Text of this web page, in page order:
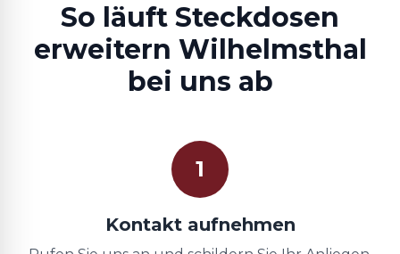
So läuft Steckdosen
erweitern Wilhelmsthal
bei uns ab
1
Kontakt aufnehmen